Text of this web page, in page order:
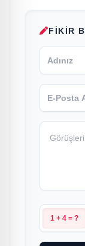
FIKIR
1 + 4 = ?